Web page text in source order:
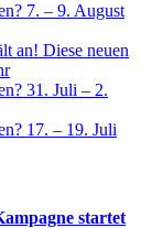
7. – 9. August
an! Diese neuen
31. Juli – 2.
17. – 19. Juli
startet